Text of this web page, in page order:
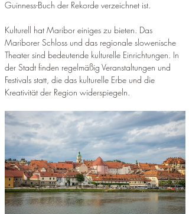
Guinness-Buch der Rekorde verzeichnet ist.
Kulturell hat Maribor einiges zu bieten. Das
Mariborer Schloss und das regionale slowenische
Theater sind bedeutende kulturelle Einrichtungen. In
der Stadt finden regelmäßig Veranstaltungen und
Festivals statt, die das kulturelle Erbe und die
Kreativität der Region widerspiegeln.